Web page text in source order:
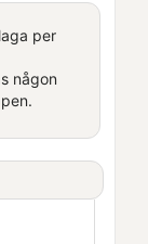
per
någon